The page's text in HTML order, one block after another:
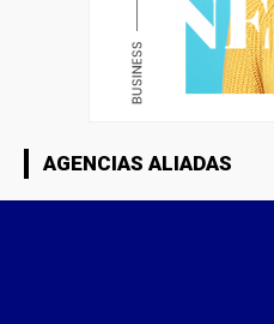
AGENCIAS ALIADAS